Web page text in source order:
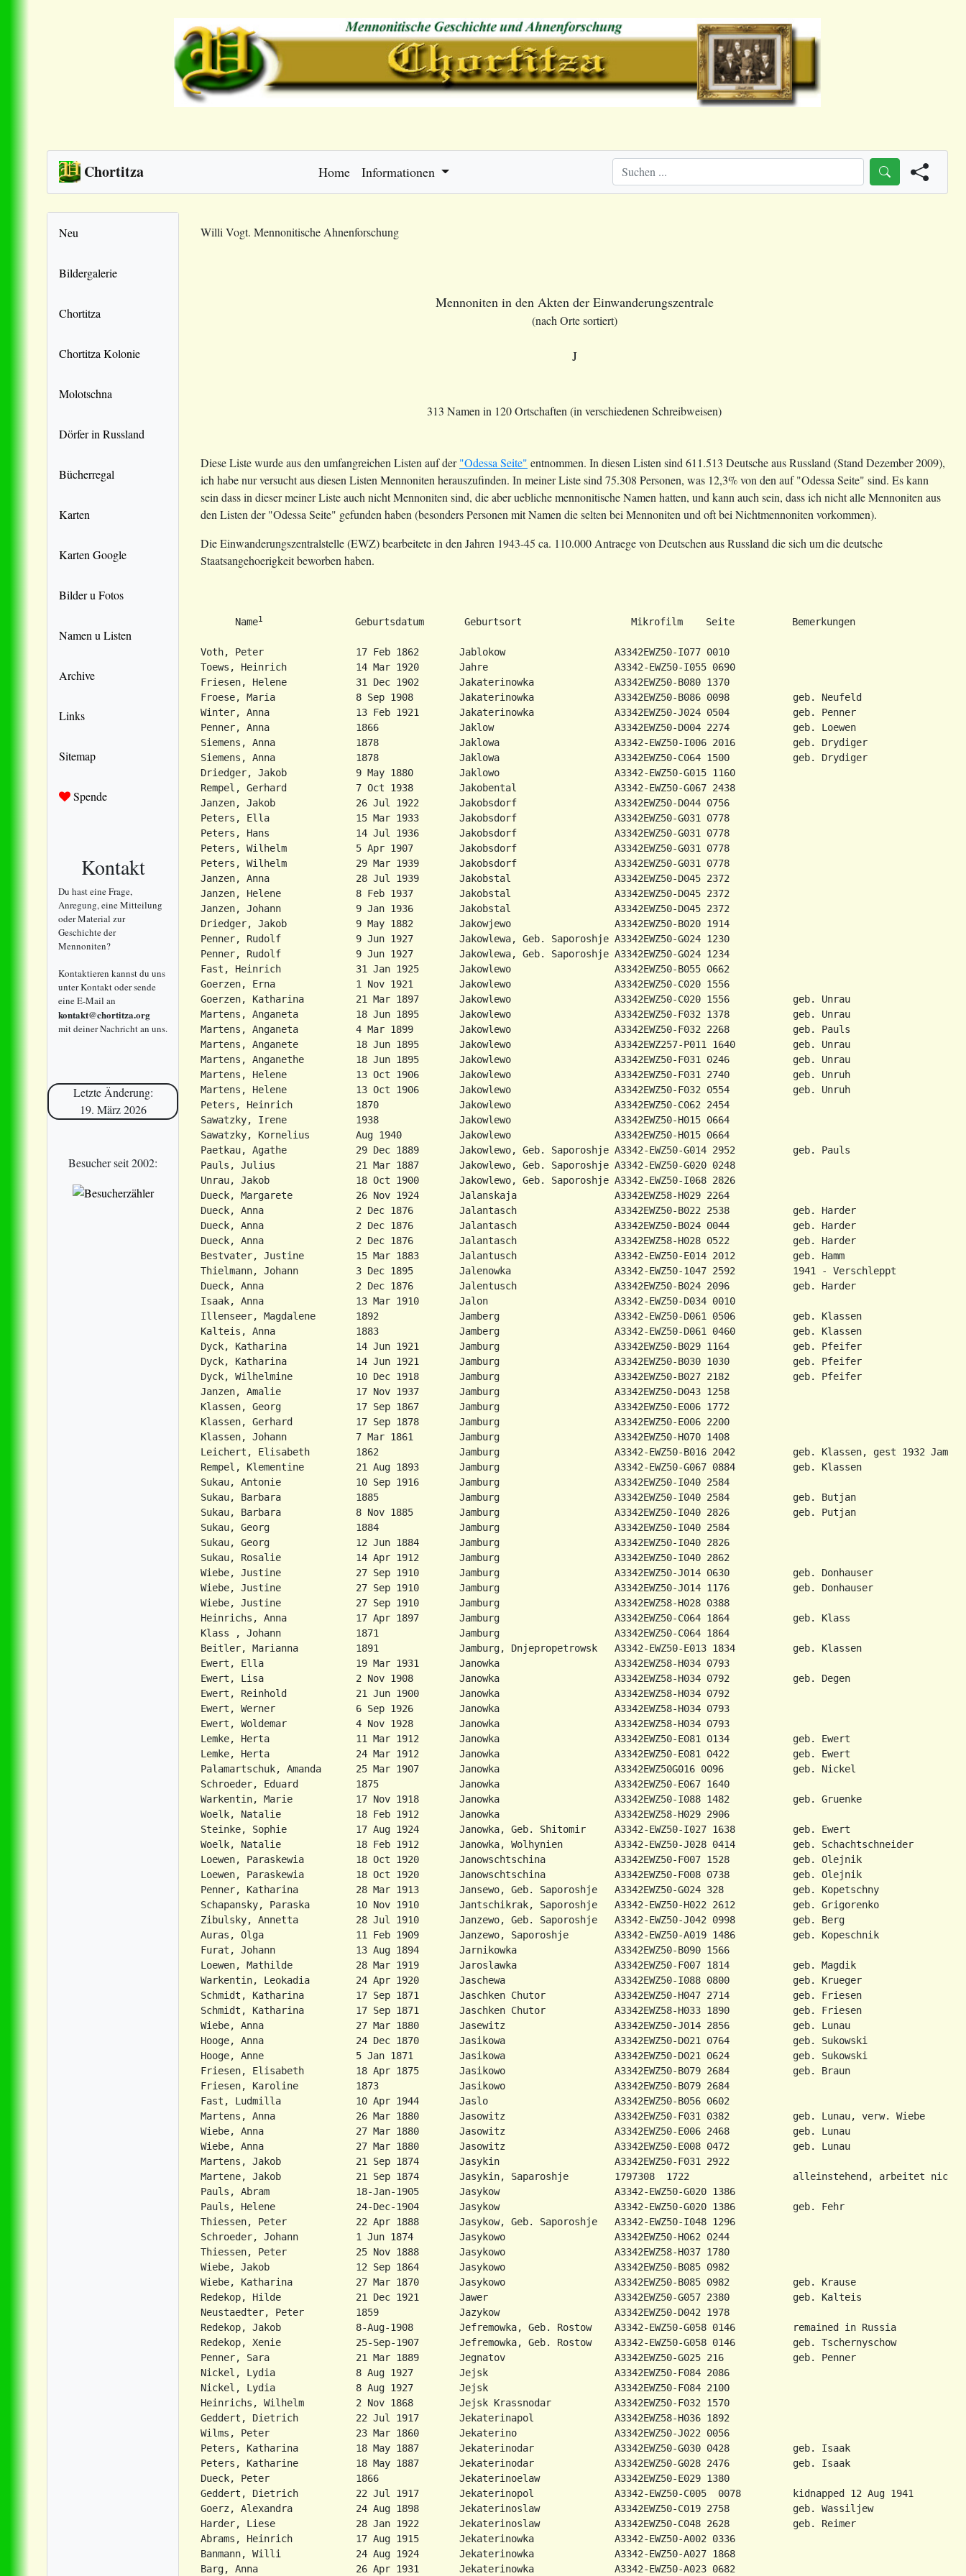
Chortitza Home Informationen
Neu
Bildergalerie
Chortitza
Chortitza Kolonie
Molotschna
Dörfer in Russland
Bücherregal
Karten
Karten Google
Bilder u Fotos
Namen u Listen
Archive
Links
Sitemap
Spende
Kontakt
Du hast eine Frage,
Anregung, eine Mitteilung
oder Material zur
Geschichte der
Mennoniten?
Kontaktieren kannst du uns
unter Kontakt oder sende
eine E-Mail an
kontakt@chortitza.org
mit deiner Nachricht an uns.
Letzte Änderung:
19. März 2026
Besucher seit 2002:
Willi Vogt. Mennonitische Ahnenforschung
Mennoniten in den Akten der Einwanderungszentrale
(nach Orte sortiert)
J
313 Namen in 120 Ortschaften (in verschiedenen Schreibweisen)
Diese Liste wurde aus den umfangreichen Listen auf der"Odessa Seite" entnommen. In diesen Listen sind 611.513 Deutsche aus Russland (Stand Dezember 2009),
ich habe nur versucht aus diesen Listen Mennoniten herauszufinden. In meiner Liste sind 75.308 Personen, was 12,3% von den auf "Odessa Seite" sind. Es kann
sein dass in dieser meiner Liste auch nicht Mennoniten sind, die aber uebliche mennonitische Namen hatten, und kann auch sein, dass ich nicht alle Mennoniten aus
den Listen der "Odessa Seite" gefunden haben (besonders Personen mit Namen die selten bei Mennoniten und oft bei Nichtmennoniten vorkommen).
Die Einwanderungszentralstelle (EWZ) bearbeitete in den Jahren 1943-45 ca. 110.000 Antraege von Deutschen aus Russland die sich um die deutsche
Staatsangehoerigkeit beworben haben.
      Name
1
                Geburtsdatum       Geburtsort                   Mikrofilm    Seite          Bemerkungen
Voth, Peter                17 Feb 1862       Jablokow                   A3342EWZ50-I077 0010
Toews, Heinrich            14 Mar 1920       Jahre                      A3342-EWZ50-I055 0690
Friesen, Helene            31 Dec 1902       Jakaterinowka              A3342EWZ50-B080 1370
Froese, Maria              8 Sep 1908        Jakaterinowka              A3342EWZ50-B086 0098           geb. Neufeld
Winter, Anna               13 Feb 1921       Jakaterinowka              A3342EWZ50-J024 0504           geb. Penner
Penner, Anna               1866              Jaklow                     A3342EWZ50-D004 2274           geb. Loewen
Siemens, Anna              1878              Jaklowa                    A3342-EWZ50-I006 2016          geb. Drydiger
Siemens, Anna              1878              Jaklowa                    A3342EWZ50-C064 1500           geb. Drydiger
Driedger, Jakob            9 May 1880        Jaklowo                    A3342-EWZ50-G015 1160
Rempel, Gerhard            7 Oct 1938        Jakobental                 A3342-EWZ50-G067 2438
Janzen, Jakob              26 Jul 1922       Jakobsdorf                 A3342EWZ50-D044 0756
Peters, Ella               15 Mar 1933       Jakobsdorf                 A3342EWZ50-G031 0778
Peters, Hans               14 Jul 1936       Jakobsdorf                 A3342EWZ50-G031 0778
Peters, Wilhelm            5 Apr 1907        Jakobsdorf                 A3342EWZ50-G031 0778
Peters, Wilhelm            29 Mar 1939       Jakobsdorf                 A3342EWZ50-G031 0778
Janzen, Anna               28 Jul 1939       Jakobstal                  A3342EWZ50-D045 2372
Janzen, Helene             8 Feb 1937        Jakobstal                  A3342EWZ50-D045 2372
Janzen, Johann             9 Jan 1936        Jakobstal                  A3342EWZ50-D045 2372
Driedger, Jakob            9 May 1882        Jakowjewo                  A3342EWZ50-B020 1914
Penner, Rudolf             9 Jun 1927        Jakowlewa, Geb. Saporoshje A3342EWZ50-G024 1230
Fast, Heinrich             31 Jan 1925       Jakowlewo                  A3342EWZ50-B055 0662
Goerzen, Erna              1 Nov 1921        Jakowlewo                  A3342EWZ50-C020 1556
Goerzen, Katharina         21 Mar 1897       Jakowlewo                  A3342EWZ50-C020 1556           geb. Unrau
Martens, Anganeta          18 Jun 1895       Jakowlewo                  A3342EWZ50-F032 1378           geb. Unrau
Martens, Anganeta          4 Mar 1899        Jakowlewo                  A3342EWZ50-F032 2268           geb. Pauls
Martens, Anganete          18 Jun 1895       Jakowlewo                  A3342EWZ257-P011 1640          geb. Unrau
Martens, Anganethe         18 Jun 1895       Jakowlewo                  A3342EWZ50-F031 0246           geb. Unrau
Martens, Helene            13 Oct 1906       Jakowlewo                  A3342EWZ50-F031 2740           geb. Unruh
Martens, Helene            13 Oct 1906       Jakowlewo                  A3342EWZ50-F032 0554           geb. Unruh
Peters, Heinrich           1870              Jakowlewo                  A3342EWZ50-C062 2454
Sawatzky, Irene            1938              Jakowlewo                  A3342EWZ50-H015 0664
Sawatzky, Kornelius        Aug 1940          Jakowlewo                  A3342EWZ50-H015 0664
Paetkau, Agathe            29 Dec 1889       Jakowlewo, Geb. Saporoshje A3342-EWZ50-G014 2952          geb. Pauls
Pauls, Julius              21 Mar 1887       Jakowlewo, Geb. Saporoshje A3342-EWZ50-G020 0248
Unrau, Jakob               18 Oct 1900       Jakowlewo, Geb. Saporoshje A3342-EWZ50-I068 2826
Dueck, Margarete           26 Nov 1924       Jalanskaja                 A3342EWZ58-H029 2264
Dueck, Anna                2 Dec 1876        Jalantasch                 A3342EWZ50-B022 2538           geb. Harder
Dueck, Anna                2 Dec 1876        Jalantasch                 A3342EWZ50-B024 0044           geb. Harder
Dueck, Anna                2 Dec 1876        Jalantasch                 A3342EWZ58-H028 0522           geb. Harder
Bestvater, Justine         15 Mar 1883       Jalantusch                 A3342-EWZ50-E014 2012          geb. Hamm
Thielmann, Johann          3 Dec 1895        Jalenowka                  A3342-EWZ50-1047 2592          1941 - Verschleppt
Dueck, Anna                2 Dec 1876        Jalentusch                 A3342EWZ50-B024 2096           geb. Harder
Isaak, Anna                13 Mar 1910       Jalon                      A3342-EWZ50-D034 0010
Illenseer, Magdalene       1892              Jamberg                    A3342-EWZ50-D061 0506          geb. Klassen
Dyck, Katharina            14 Jun 1921       Jamburg                    A3342EWZ50-B029 1164           geb. Pfeifer
Dyck, Katharina            14 Jun 1921       Jamburg                    A3342EWZ50-B030 1030           geb. Pfeifer
Dyck, Wilhelmine           10 Dec 1918       Jamburg                    A3342EWZ50-B027 2182           geb. Pfeifer
Janzen, Amalie             17 Nov 1937       Jamburg                    A3342EWZ50-D043 1258
Klassen, Georg             17 Sep 1867       Jamburg                    A3342EWZ50-E006 1772
Klassen, Gerhard           17 Sep 1878       Jamburg                    A3342EWZ50-E006 2200
Klassen, Johann            7 Mar 1861        Jamburg                    A3342EWZ50-H070 1408
Leichert, Elisabeth        1862              Jamburg                    A3342-EWZ50-B016 2042          geb. Klassen, gest 1932
Rempel, Klementine         21 Aug 1893       Jamburg                    A3342-EWZ50-G067 0884          geb. Klassen
Sukau, Antonie             10 Sep 1916       Jamburg                    A3342EWZ50-I040 2584
Sukau, Barbara             1885              Jamburg                    A3342EWZ50-I040 2584           geb. Butjan
Sukau, Barbara             8 Nov 1885        Jamburg                    A3342EWZ50-I040 2826           geb. Putjan
Sukau, Georg               1884              Jamburg                    A3342EWZ50-I040 2584
Sukau, Georg               12 Jun 1884       Jamburg                    A3342EWZ50-I040 2826
Sukau, Rosalie             14 Apr 1912       Jamburg                    A3342EWZ50-I040 2862
Wiebe, Justine             27 Sep 1910       Jamburg                    A3342EWZ50-J014 0630           geb. Donhauser
Wiebe, Justine             27 Sep 1910       Jamburg                    A3342EWZ50-J014 1176           geb. Donhauser
Wiebe, Justine             27 Sep 1910       Jamburg                    A3342EWZ58-H028 0388
Heinrichs, Anna            17 Apr 1897       Jamburg                    A3342EWZ50-C064 1864           geb. Klass
Klass , Johann             1871              Jamburg                    A3342EWZ50-C064 1864
Beitler, Marianna          1891              Jamburg, Dnjepropetrowsk   A3342-EWZ50-E013 1834          geb. Klassen
Ewert, Ella                19 Mar 1931       Janowka                    A3342EWZ58-H034 0793
Ewert, Lisa                2 Nov 1908        Janowka                    A3342EWZ58-H034 0792           geb. Degen
Ewert, Reinhold            21 Jun 1900       Janowka                    A3342EWZ58-H034 0792
Ewert, Werner              6 Sep 1926        Janowka                    A3342EWZ58-H034 0793
Ewert, Woldemar            4 Nov 1928        Janowka                    A3342EWZ58-H034 0793
Lemke, Herta               11 Mar 1912       Janowka                    A3342EWZ50-E081 0134           geb. Ewert
Lemke, Herta               24 Mar 1912       Janowka                    A3342EWZ50-E081 0422           geb. Ewert
Palamartschuk, Amanda      25 Mar 1907       Janowka                    A3342EWZ50G016 0096            geb. Nickel
Schroeder, Eduard          1875              Janowka                    A3342EWZ50-E067 1640
Warkentin, Marie           17 Nov 1918       Janowka                    A3342EWZ50-I088 1482           geb. Gruenke
Woelk, Natalie             18 Feb 1912       Janowka                    A3342EWZ58-H029 2906
Steinke, Sophie            17 Aug 1924       Janowka, Geb. Shitomir     A3342-EWZ50-I027 1638          geb. Ewert
Woelk, Natalie             18 Feb 1912       Janowka, Wolhynien         A3342-EWZ50-J028 0414          geb. Schachtschneider
Loewen, Paraskewia         18 Oct 1920       Janowschtschina            A3342EWZ50-F007 1528           geb. Olejnik
Loewen, Paraskewia         18 Oct 1920       Janowschtschina            A3342EWZ50-F008 0738           geb. Olejnik
Penner, Katharina          28 Mar 1913       Jansewo, Geb. Saporoshje   A3342EWZ50-G024 328            geb. Kopetschny
Schapansky, Paraska        10 Nov 1910       Jantschikrak, Saporoshje   A3342-EWZ50-H022 2612          geb. Grigorenko
Zibulsky, Annetta          28 Jul 1910       Janzewo, Geb. Saporoshje   A3342-EWZ50-J042 0998          geb. Berg
Auras, Olga                11 Feb 1909       Janzewo, Saporoshje        A3342-EWZ50-A019 1486          geb. Kopeschnik
Furat, Johann              13 Aug 1894       Jarnikowka                 A3342EWZ50-B090 1566
Loewen, Mathilde           28 Mar 1919       Jaroslawka                 A3342EWZ50-F007 1814           geb. Magdik
Warkentin, Leokadia        24 Apr 1920       Jaschewa                   A3342EWZ50-I088 0800           geb. Krueger
Schmidt, Katharina         17 Sep 1871       Jaschken Chutor            A3342EWZ50-H047 2714           geb. Friesen
Schmidt, Katharina         17 Sep 1871       Jaschken Chutor            A3342EWZ58-H033 1890           geb. Friesen
Wiebe, Anna                27 Mar 1880       Jasewitz                   A3342EWZ50-J014 2856           geb. Lunau
Hooge, Anna                24 Dec 1870       Jasikowa                   A3342EWZ50-D021 0764           geb. Sukowski
Hooge, Anne                5 Jan 1871        Jasikowa                   A3342EWZ50-D021 0624           geb. Sukowski
Friesen, Elisabeth         18 Apr 1875       Jasikowo                   A3342EWZ50-B079 2684           geb. Braun
Friesen, Karoline          1873              Jasikowo                   A3342EWZ50-B079 2684
Fast, Ludmilla             10 Apr 1944       Jaslo                      A3342EWZ50-B056 0602
Martens, Anna              26 Mar 1880       Jasowitz                   A3342EWZ50-F031 0382           geb. Lunau, verw. Wiebe
Wiebe, Anna                27 Mar 1880       Jasowitz                   A3342EWZ50-E006 2468           geb. Lunau
Wiebe, Anna                27 Mar 1880       Jasowitz                   A3342EWZ50-E008 0472           geb. Lunau
Martens, Jakob             21 Sep 1874       Jasykin                    A3342EWZ50-F031 2922
Martene, Jakob             21 Sep 1874       Jasykin, Saparoshje        1797308  1722                  alleinstehend, arbeitet nicht
Pauls, Abram               18-Jan-1905       Jasykow                    A3342-EWZ50-G020 1386
Pauls, Helene              24-Dec-1904       Jasykow                    A3342-EWZ50-G020 1386          geb. Fehr
Thiessen, Peter            22 Apr 1888       Jasykow, Geb. Saporoshje   A3342-EWZ50-I048 1296
Schroeder, Johann          1 Jun 1874        Jasykowo                   A3342EWZ50-H062 0244
Thiessen, Peter            25 Nov 1888       Jasykowo                   A3342EWZ58-H037 1780
Wiebe, Jakob               12 Sep 1864       Jasykowo                   A3342EWZ50-B085 0982
Wiebe, Katharina           27 Mar 1870       Jasykowo                   A3342EWZ50-B085 0982           geb. Krause
Redekop, Hilde             21 Dec 1921       Jawer                      A3342EWZ50-G057 2380           geb. Kalteis
Neustaedter, Peter         1859              Jazykow                    A3342EWZ50-D042 1978
Redekop, Jakob             8-Aug-1908        Jefremowka, Geb. Rostow    A3342-EWZ50-G058 0146          remained in Russia
Redekop, Xenie             25-Sep-1907       Jefremowka, Geb. Rostow    A3342-EWZ50-G058 0146          geb. Tschernyschow
Penner, Sara               21 Mar 1889       Jegnatov                   A3342EWZ50-G025 216            geb. Penner
Nickel, Lydia              8 Aug 1927        Jejsk                      A3342EWZ50-F084 2086
Nickel, Lydia              8 Aug 1927        Jejsk                      A3342EWZ50-F084 2100
Heinrichs, Wilhelm         2 Nov 1868        Jejsk Krassnodar           A3342EWZ50-F032 1570
Geddert, Dietrich          22 Jul 1917       Jekaterinapol              A3342EWZ58-H036 1892
Wilms, Peter               23 Mar 1860       Jekaterino                 A3342EWZ50-J022 0056
Peters, Katharina          18 May 1887       Jekaterinodar              A3342EWZ50-G030 0428           geb. Isaak
Peters, Katharine          18 May 1887       Jekaterinodar              A3342EWZ50-G028 2476           geb. Isaak
Dueck, Peter               1866              Jekaterinoelaw             A3342EWZ50-E029 1380
Geddert, Dietrich          22 Jul 1917       Jekaterinopol              A3342-EWZ50-C005  0078         kidnapped 12 Aug 1941
Goerz, Alexandra           24 Aug 1898       Jekaterinoslaw             A3342EWZ50-C019 2758           geb. Wassiljew
Abrams, Heinrich           17 Aug 1915       Jekaterinowka              A3342-EWZ50-A002 0336
Banmann, Willi             24 Aug 1924       Jekaterinowka              A3342-EWZ50-A027 1868
Barg, Anna                 26 Apr 1931       Jekaterinowka              A3342-EWZ50-A023 0682
Barg, Johann               8 Oct 1933        Jekaterinowka              A3342-EWZ50-A023 0682
Biwoll, Emma               5 Feb 1921        Jekaterinowka              A3342EWZ51-A057 2806           geb. Braun
Braun, Alfred              18 Jul 1924       Jekaterinowka              A3342EWZ58-D061 1572
Braun, Edmund              9 Aug 1933        Jekaterinowka              A3342EWZ58-D061 1572
Braun, Ida                 15 Oct 1936       Jekaterinowka              A3342EWZ58-D061 1572
Braun, Otto                30 Aug 1929       Jekaterinowka              A3342EWZ58-D061 1572
Dyck, Frieda               18 Aug 1938       Jekaterinowka              A3342EWZ50-B028 1290
Dyck, Heinrich             21 May 1937       Jekaterinowka              A3342EWZ50-B028 1290
Dyck, Maria                13 Nov 1902       Jekaterinowka              A3342EWZ50-B027 0508
Fast, David                27 Sep 1898       Jekaterinowka              A3342EWZ50-B054 2474
Fietz, Anna                1882              Jekaterinowka              A3342-EWZ50-B062 2780          geb. Janzen
Fietz, Friedrich           3 Jan 1907        Jekaterinowka              A3342-EWZ50-B062 2780
Friesen, Jakob             28 Jan 1899       Jekaterinowka              A3342EWZ50-B079 2496
Friesen, Katharina         8 Feb 1911        Jekaterinowka              A3342EWZ50-K001 0962           geb. Neufeld
Friesen, Katharina         8 Feb 1911        Jekaterinowka              A3342-EWZ57-K107 0324          geb. Neufeld
Friesen, Margarete         14 May 1913       Jekaterinowka              A3342-EWZ57-K107 0836          geb. Buehler
Froese, Agathe             27 Jun 1903       Jekaterinowka              A3342EWZ50-B085 1628           geb. Klassen
Froese, Annalore           1 Jan 1915        Jekaterinowka              A3342EWZ50-B085 1192           geb. Neufeld
Froese, Franziska          14 Aug 1929       Jekaterinowka              A3342EWZ50-B085 1620
Letkemann, Elisabeth       10 May 1917       Jekaterinowka              A3342-EWZ50-E084   34          geb. Penner
Loewen, Auguste            27 Jan 1895       Jekaterinowka              A3342EWZ50-F006 2764
Mantler, Helene            20 Jun 1891       Jekaterinowka              A3342EWZ50-F028 0152           geb. Mandler
Neufeld, Gerhard           2 Jul 1930        Jekaterinowka              A3342EWZ50-F079 0887
Neufeld, Helene            7 Nov 1901        Jekaterinowka              A3342EWZ50-F078 1527           geb. Wiens
Neufeld, Johann            20 Nov 1897       Jekaterinowka              A3342EWZ50-F078 1527
Neufeld, Peter             12 Sep 1927       Jekaterinowka              A3342EWZ50-F079 0887
Pankraz, Katharina         24 Mar 1898       Jekaterinowka              A3342EWZ50G017 1502
Pauls, Maria               12 Sep 1879       Jekaterinowka              A3342EWZ58-H037 2162           geb. Mukowsky
Penner, Jakob              18 Mar 1911       Jekaterinowka              A3342EWZ50-G026 558            aus 1. Ehe
Penner, Marie              28 Jan 1925       Jekaterinowka              A3342EWZ50-G026 558            aus 2. Ehe
Penner, Peter              28 Nov 1922       Jekaterinowka              A3342EWZ50-G026 558            aus 2. Ehe
Peters, Martin             1878              Jekaterinowka              A3342EWZ50-G029 0026
Peters, Sophie             20 May 1918       Jekaterinowka              A3342EWZ50-G031 0398
Redekop, Anna              1 Mar 1924        Jekaterinowka              A3342EWZ50-G057 2290
Redekop, Gerhard           6 Jan 1891        Jekaterinowka              A3342EWZ50-G057 2290
Reimer, Helene             20 Jun 1891       Jekaterinowka              A3342EWZ50G063 0512            geb. Mantler
Reimer, Helene             20 Jun 1891       Jekaterinowka              A3342EWZ50G063 1540            geb. Mantler
Rempel, Johann             1 May 1928        Jekaterinowka              A3342-EWZ50-G067 1136
Rempel, Johann             11 Oct 1897       Jekaterinowka              A3342-EWZ50-G067 1136
Rempel, Johann             11 Oct 1897       Jekaterinowka              A3342-EWZ50-G068 2310
Rempel, Katharina          1 Apr 1930        Jekaterinowka              A3342-EWZ50-G067 1136
Rempel, Katharina          1 Apr 1930        Jekaterinowka              A3342-EWZ50-G068 2310
Schmidt, Marie             1877              Jekaterinowka              A3342 EWZ50 H049  0992         geb. Kasper
Schmidt, Martin            1879              Jekaterinowka              A3342 EWZ50 H049  0992
Toews, Agathe              15 Oct 1910       Jekaterinowka              A3342-EWZ50-I055 0522          geb. Hildebrandt
Vogt, Johann               1 Oct 1902        Jekaterinowka              A3342EWZ50-I074 0162
Warkentin, Maria           30 Oct 1898       Jekaterinowka              A3342EWZ50-I088 1240           geb. Klassen, verw. Schulz
Wiebe, Bernhard            8 Nov 1924        Jekaterinowka              A3342EWZ50-J013 2394
Wiebe, Helene              28 Jun 1896       Jekaterinowka              A3342EWZ50-J013 2394           geb. Neufeld
Wiebe, Helene              28 Jun 1896       Jekaterinowka              A3342EWZ50-J015 0390           geb. Neufeld
Wiebe, Irmgard             18 Jul 1922       Jekaterinowka              A3342EWZ50-J013 2844
Wiebe, Justina             22 Jan 1893       Jekaterinowka              A3342EWZ50-J014 0072           geb. Hildebrandt
Wiebe, Justina             22 Jan 1895       Jekaterinowka              A3342EWZ50-J013 2698           geb. Hildebrandt
Wiebe, Justine             22 Jan 1893       Jekaterinowka              A3342EWZ50-J014 1064           geb. Hildebrandt
Wiebe, Maria               25 Dec 1922       Jekaterinowka              A3342EWZ50-J015 0390
Wiebe, Marie               25 Dec 1922       Jekaterinowka              A3342EWZ50-J013 2394
Wiebe, Peter               1897              Jekaterinowka              A3342EWZ50-J013 2844
Wiens, Lina                11 Nov 1902       Jekaterinowka              A3342EWZ50-J017 2012
Loewen, Auguste            27 Jan 1895       Jekaterinowka, Blismesy    1797308  1156                  alleinstehend, Landarbeiter
Pauls, Susanne             30 Sep 1917       Jekaterinowka, Geb . DneproA3342-EWZ50-G021 0398          ledig, adoptiert von Julius Pauls
Pauls, Maria               6-Jul-1906        Jekaterinowka, Geb. DnjeproA3342-EWZ50-G020 0882
Pauls, Maria               6-Jul-1906        Jekaterinowka, Geb. DnjeproA3342-EWZ50-G020 2766
Pauls, Maria               12 Sep 1879       Jekaterinowka, Geb. DnjeproA3342-EWZ50-G020 2668          geb. Mukosky
Pauls, Maria               12 Sep 1879       Jekaterinowka, Geb. DnjeproA3342-EWZ50-G020 2788          geb. Mukosky
Pauls, Susanne             30-Sep-1917       Jekaterinowka, Geb. DnjeproA3342-EWZ50-G020 0248
Redekopp, Heinrich         12-Nov-1909       Jekaterinowka, Geb. StalinoA3342-EWZ50-G058 0268
Hindimith, Adeline         6 Oct 1919        Jekaterinowka, Krs. Bender A3342-EWZ51-C028 1260          geb. Braun
Penner, Peter              28 Nov 1922       Jekaterinowka, Moskelenski A3342EWZ50-G026 806
Unrau, Franz               11 Apr 1914       Jekowlewo, Geb. Saporoshje A3342-EWZ50-I068 2708
Buhler, Abram              21 Jan 1883       Jeksterinowka              A3342EWZ50-B081 0988
Friesen, Margarete         14 May 1913       Jeksterinowka              A3342EWZ50-B081 0988           geb. Buhler
Rempel, Maria              4 Aug 1913        Jelanekaja                 A3342-EWZ50-G067 2528          geb. Baerg
Dueck, Margarethe          26 Nov 1924       Jelanskaja                 A3342EWZ50-B023 2938
Rempel, Maria              4 Aug 1913        Jelanskaja                 A3342 EWZ50 G069  0010         geb. Baerg
Barg, Peter                6 Jun 1910        Jelanskaja, Geb. BaschkirieA3342-EWZ50-A023 1086
Loewen, Agnes              21 Feb 1907       Jelanskij Nr. 5            A3342EWZ50-F006 1994           geb. Goosen
Friesen, Anna              31 Aug 1903       Jelenowka                  A3342EWZ50-B081 0568           geb. Janzen
Friesen, Anna              31 Aug 1903       Jelenowka                  A3342-EWZ57-K107 0604          geb. Janzen
Isaak, Anna                13 Mar 1910       Jelenowka                  A3342EWZ50-D033 2182
Paetkau, Eduard            1 Sep 1933        Jelenowka                  A3342-EWZ50-G015 0104
Thielmann, Johan           3 Dec 1895        Jelenowka, Geb. Saporoshje A3342-EWZ50-1047 2590          1941 - Verschleppt
Hamm, Abram                30 Jun 1871       Jeletz                     A3342EWZ50-C046 2582
Hamm, Abraham              6 Jun 1871        Jelezk                     A3342EWZ50-C046 2176
Penner, Jakob              1863              Jelisawetowka              A3342EWZ50-G025 672
Giesbrecht, Johann         27 Jan 1894       Jerchowitsch               A3342EWZ50-C013 0884
Thiessen, Peter            22 Apr 1888       Jesiko                     A3342EWZ50G034 0412
Peters, Nikolaus           1891              Jesikowo                   A3342EWZ50-B028 1290
Peters, Katharina          18 May 1887       Jetaterinodar              A3342EWZ50-G030 1492
Friesen, Julius            17 Jun 1866       Jewpatoria                 A3342-EWZ50-E042 2308
Friesen, Maria             12 Aug 1867       Jewpatoria                 A3342-EWZ50-E042 2308          geb. Raabe
Janzen, Olga               23 Apr 1915       Jewpatoria                 A3342EWZ50-D045 1902           war verh. Paschkow
Schroeder, Johann          1874              Jezikowo                   A3342-EWZ50-H031 2386
Janzen, Elisabeth          1 May 1903        Jierschau                  A3342EWZ50-D043 0508           geb. Siemens
Derewetzki, Susanne        10 Jan 1875       Jishitz                    A3342EWZ50-B003 0642           g